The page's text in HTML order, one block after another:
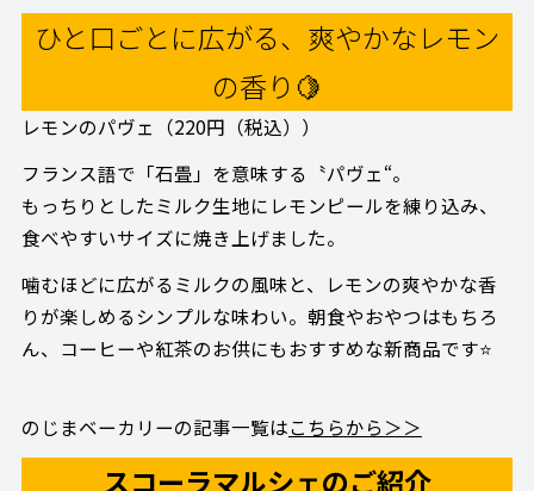
ひと口ごとに広がる、爽やかなレモン
の香り🍋
レモンのパヴェ（220円（税込））
フランス語で「石畳」を意味する〝パヴェ“。
もっちりとしたミルク生地にレモンピールを練り込み、
食べやすいサイズに焼き上げました。
噛むほどに広がるミルクの風味と、レモンの爽やかな香
りが楽しめるシンプルな味わい。朝食やおやつはもちろ
ん、コーヒーや紅茶のお供にもおすすめな新商品です⭐
のじまベーカリーの記事一覧はこちらから＞＞
スコーラマルシェのご紹介